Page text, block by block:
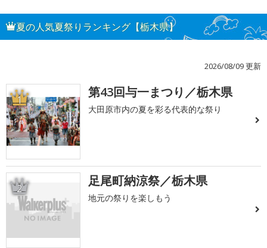
夏の人気夏祭りランキング【栃木県】
2026/08/09 更新
1 第43回与一まつり／栃木県
大田原市内の夏を彩る代表的な祭り
2 足尾町納涼祭／栃木県
地元の祭りを楽しもう